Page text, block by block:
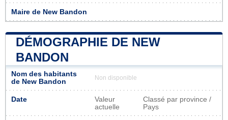
Maire de New Bandon
DÉMOGRAPHIE DE NEW
BANDON
Nom des habitants
de New Bandon
Non disponible
Date
Valeur
actuelle
Classé par province /
Pays